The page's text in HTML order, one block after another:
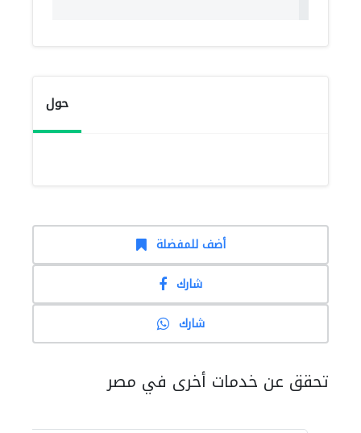
حول
أضف للمفضلة
شارك
شارك
تحقق عن خدمات أخرى في مصر